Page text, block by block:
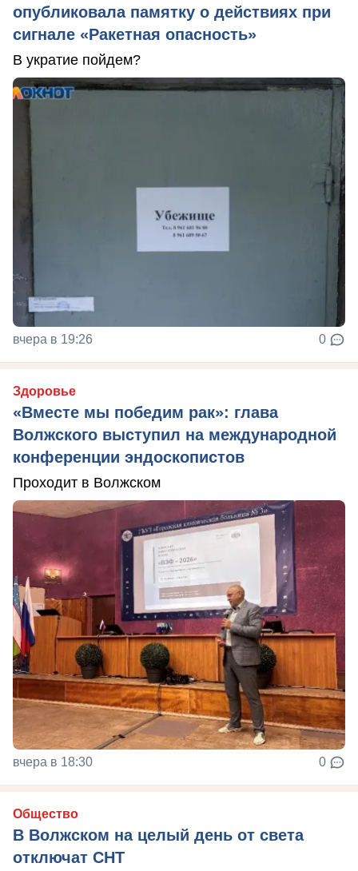
опубликовала памятку о действиях при
сигнале «Ракетная опасность»
В укратие пойдем?
вчера в 19:26 0
Здоровье
«Вместе мы победим рак»: глава
Волжского выступил на международной
конференции эндоскопистов
Проходит в Волжском
вчера в 18:30 0
Общество
В Волжском на целый день от света
отключат СНТ